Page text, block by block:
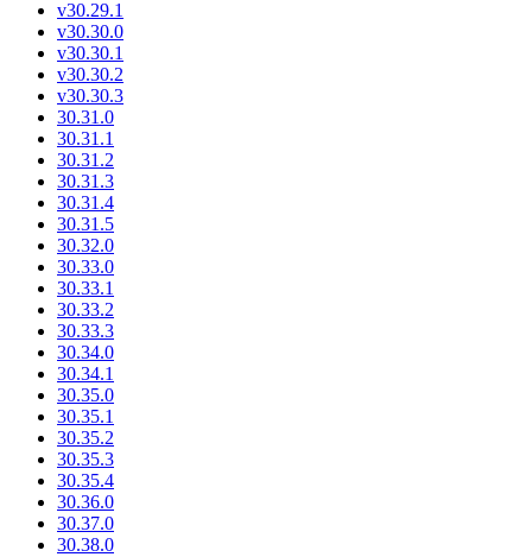
v30.29.1
v30.30.0
v30.30.1
v30.30.2
v30.30.3
30.31.0
30.31.1
30.31.2
30.31.3
30.31.4
30.31.5
30.32.0
30.33.0
30.33.1
30.33.2
30.33.3
30.34.0
30.34.1
30.35.0
30.35.1
30.35.2
30.35.3
30.35.4
30.36.0
30.37.0
30.38.0